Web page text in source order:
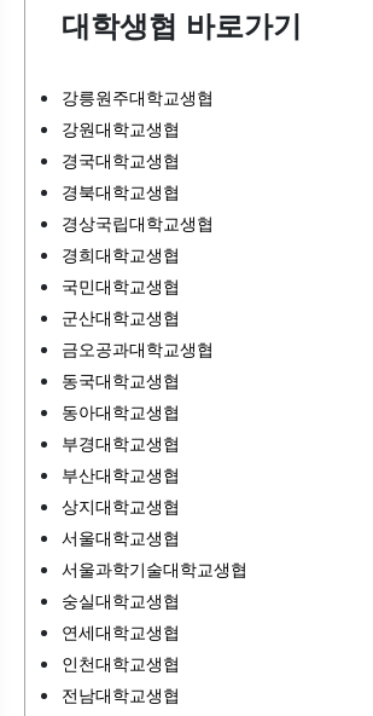
대학생협 바로가기
강릉원주대학교생협
강원대학교생협
경국대학교생협
경북대학교생협
경상국립대학교생협
경희대학교생협
국민대학교생협
군산대학교생협
금오공과대학교생협
동국대학교생협
동아대학교생협
부경대학교생협
부산대학교생협
상지대학교생협
서울대학교생협
서울과학기술대학교생협
숭실대학교생협
연세대학교생협
인천대학교생협
전남대학교생협